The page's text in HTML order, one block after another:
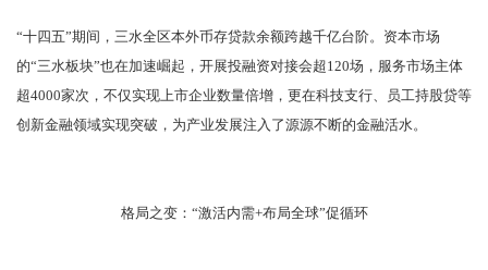
“十四五”期间，三水全区本外币存贷款余额跨越千亿台阶。资本市场
的“三水板块”也在加速崛起，开展投融资对接会超120场，服务市场主体
超4000家次，不仅实现上市企业数量倍增，更在科技支行、员工持股贷等
创新金融领域实现突破，为产业发展注入了源源不断的金融活水。
格局之变：“激活内需+布局全球”促循环